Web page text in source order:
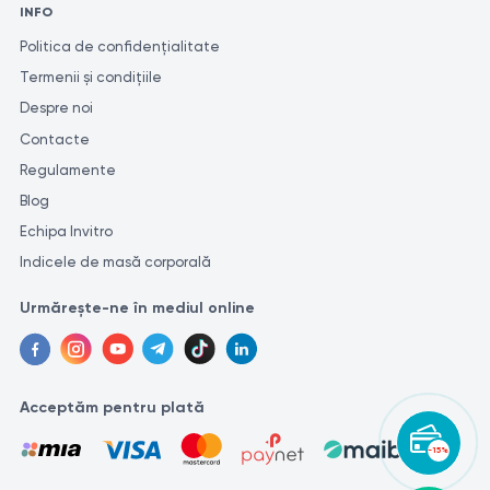
https://fda.report/Company/Indiba-Usa-Inc
-15%
INFO
Politica de confidențialitate
Termenii și condițiile
Despre noi
Contacte
Regulamente
Blog
Echipa Invitro
Indicele de masă corporală
Urmărește-ne în mediul online
Acceptăm pentru plată